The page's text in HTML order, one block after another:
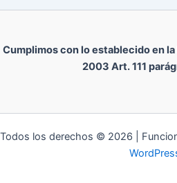
Cumplimos con lo establecido en
2003 Art. 111
Todos los derechos © 2026 |